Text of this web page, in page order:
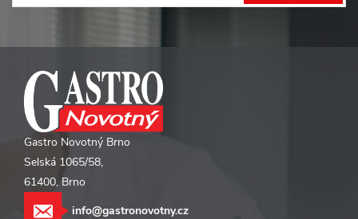
Gastro Novotný Brno
Selská 1065/58,
61400, Brno
info@gastronovotny.cz